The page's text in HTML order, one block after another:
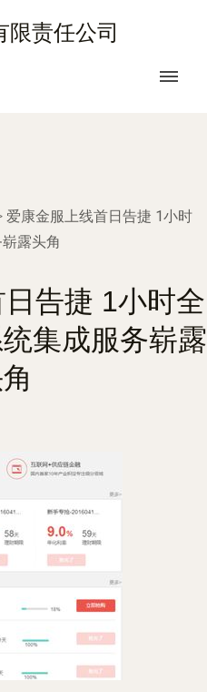
限责任公司
爱康金服上线首日告捷 1小时
露头角
告捷 1小时全
集成服务崭露